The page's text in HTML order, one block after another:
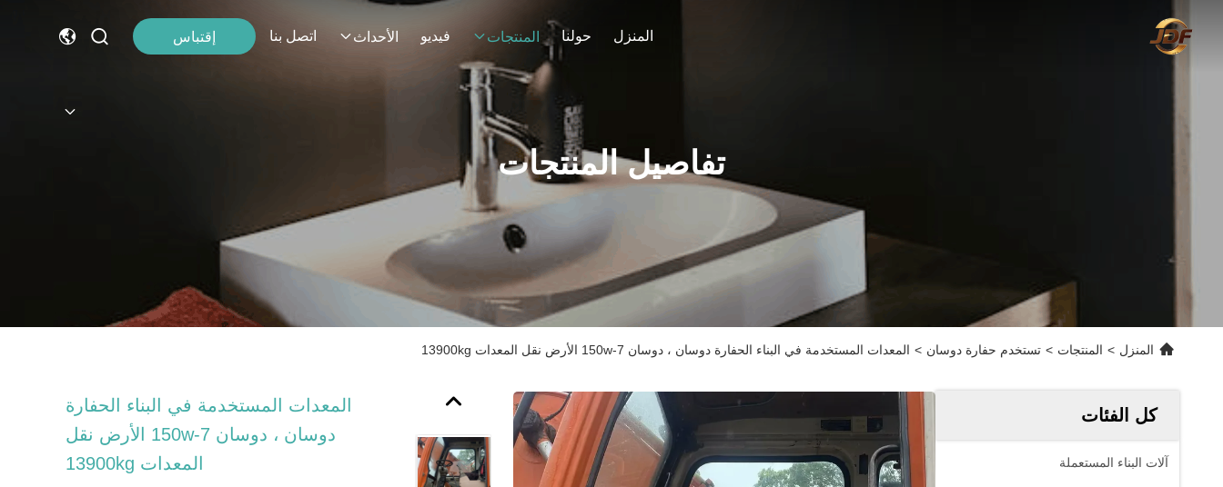
المنزل حولنا المنتجات فيديو الأحداث اتصل بنا إقتباس
تفاصيل المنتجات
المنزل > المنتجات > تستخدم حفارة دوسان > المعدات المستخدمة في البناء الحفارة دوسان ، دوسان 150w-7 الأرض نقل المعدات 13900kg
كل الفئات
آلات البناء المستعملة
المعدات المستخدمة في البناء الحفارة
دوسان ، دوسان 150w-7 الأرض نقل
المعدات 13900kg